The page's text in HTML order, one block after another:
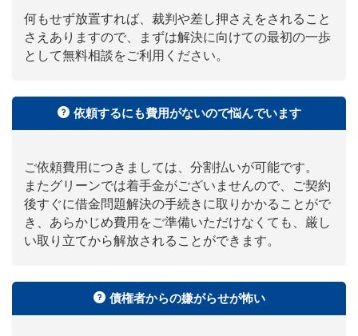
何もせず放置すれば、裁判や差し押さえをされること
さえありますので、まずは解決に向けての最初の一歩
として無料相談をご利用ください。
依頼するにも費用がないので悩んでいます
ご依頼費用につきましては、分割払いが可能です。
またグリーンでは着手金がございませんので、ご契約
後すぐに借金問題解決の手続きに取りかかることがで
き、あらかじめ費用をご準備いただけなくても、厳し
い取り立てから解放されることができます。
債権者からの嫌がらせが怖い